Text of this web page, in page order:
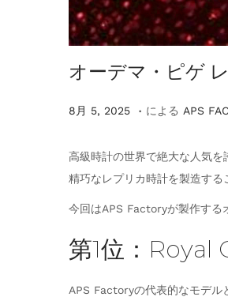
オーデマ・ピゲ
掲
8月 5, 2025
8
5
,
. による APS
高級時計の世界で絶大な人気
精巧なレプリカ時計を製造す
今回はAPS Factoryが製作する
第1位：Royal
APS Factoryの代表的なモデル